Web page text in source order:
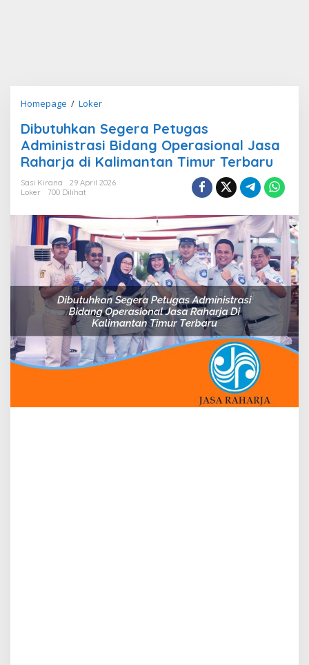
Homepage / LokerDibutuhkan
Petugas
Administrasi
Bidang
Jasa
Kalimantan
Timur
Terbaru
Dibutuhkan Segera Petugas
Administrasi Bidang Operasional Jasa
Raharja di Kalimantan Timur Terbaru
Sasi Kirana
29 April 2026
Loker
700 Dilihat